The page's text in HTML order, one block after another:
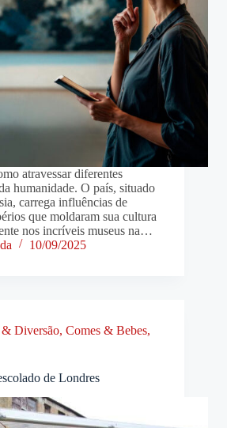
atravessar diferentes
humanidade. O país, situado
carrega influências de
que moldaram sua cultura
nos incríveis museus na…
10/09/2025
Diversão, Comes & Bebes,
de Londres